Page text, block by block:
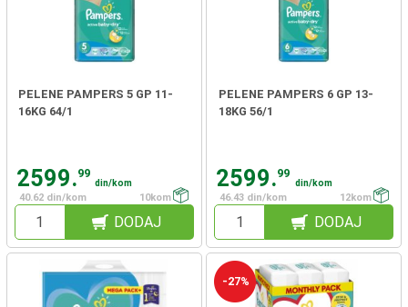
PELENE PAMPERS 5 GP 11-
16KG 64/1
2599.99
din/kom
40.62 din/kom
10kom
DODAJ
PELENE PAMPERS 6 GP 13-
18KG 56/1
2599.99
din/kom
46.43 din/kom
12kom
DODAJ
-27%